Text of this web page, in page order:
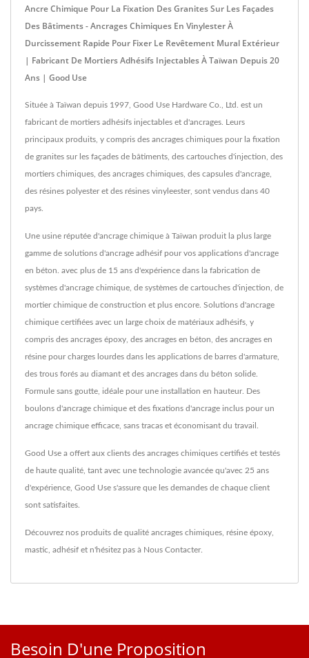
Ancre Chimique Pour La Fixation Des Granites Sur Les Façades
Des Bâtiments - Ancrages Chimiques En Vinylester À
Durcissement Rapide Pour Fixer Le Revêtement Mural Extérieur
| Fabricant De Mortiers Adhésifs Injectables À Taïwan Depuis 20
Ans | Good Use
Située à Taïwan depuis 1997, Good Use Hardware Co., Ltd. est un
fabricant de mortiers adhésifs injectables et d'ancrages. Leurs
principaux produits, y compris des ancrages chimiques pour la fixation
de granites sur les façades de bâtiments, des cartouches d'injection, des
mortiers chimiques, des ancrages chimiques, des capsules d'ancrage,
des résines polyester et des résines vinyleester, sont vendus dans 40
pays.
Une usine réputée d'ancrage chimique à Taïwan produit la plus large
gamme de solutions d'ancrage adhésif pour vos applications d'ancrage
en béton. avec plus de 15 ans d'expérience dans la fabrication de
systèmes d'ancrage chimique, de systèmes de cartouches d'injection, de
mortier chimique de construction et plus encore. Solutions d'ancrage
chimique certifiées avec un large choix de matériaux adhésifs, y
compris des ancrages époxy, des ancrages en béton, des ancrages en
résine pour charges lourdes dans les applications de barres d'armature,
des trous forés au diamant et des ancrages dans du béton solide.
Formule sans goutte, idéale pour une installation en hauteur. Des
boulons d'ancrage chimique et des fixations d'ancrage inclus pour un
ancrage chimique efficace, sans tracas et économisant du travail.
Good Use a offert aux clients des ancrages chimiques certifiés et testés
de haute qualité, tant avec une technologie avancée qu'avec 25 ans
d'expérience, Good Use s'assure que les demandes de chaque client
sont satisfaites.
Découvrez nos produits de qualité ancrages chimiques résine époxy
mastic adhésif et n'hésitez pas à Nous Contacter.
Besoin D'une Proposition